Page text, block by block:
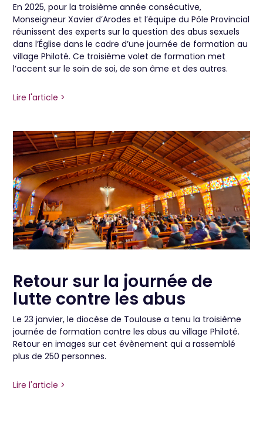
En 2025, pour la troisième année consécutive,
Monseigneur Xavier d’Arodes et l’équipe du Pôle Provincial
réunissent des experts sur la question des abus sexuels
dans l’Église dans le cadre d’une journée de formation au
village Philoté. Ce troisième volet de formation met
l’accent sur le soin de soi, de son âme et des autres.
Lire l'article >
Retour sur la journée de
lutte contre les abus
Le 23 janvier, le diocèse de Toulouse a tenu la troisième
journée de formation contre les abus au village Philoté.
Retour en images sur cet évènement qui a rassemblé
plus de 250 personnes.
Lire l'article >